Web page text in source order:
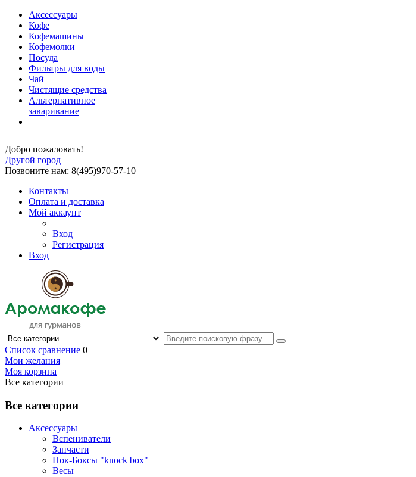
Аксессуары
Кофе
Кофемашины
Кофемолки
Посуда
Фильтры для воды
Чай
Чистящие средства
Альтернативное
заваривание
Добро пожаловать!
Другой город
Позвоните нам: 8(495)970-57-10
Контакты
Оплата и доставка
Мой аккаунт
Вход
Регистрация
Вход
Список сравнение 0
Мои желания
Моя корзина
Все категории
Все категории
Аксессуары
Вспениватели
Запчасти
Нок-Боксы "knock box"
Весы